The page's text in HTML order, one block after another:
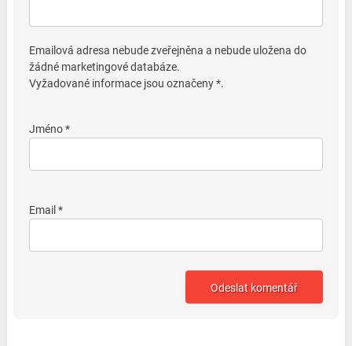
Emailová adresa nebude zveřejněna a nebude uložena do
žádné marketingové databáze.
Vyžadované informace jsou označeny *.
Jméno *
Email *